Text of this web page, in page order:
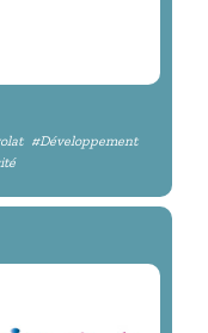
#Développement